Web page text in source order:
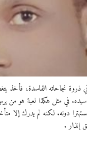
ذروة نجاحاته الفاسدة، فأخذ
في مثل هكذا لعبة هو من
دونه. لكنه لم يدرك إلا
إنذار .